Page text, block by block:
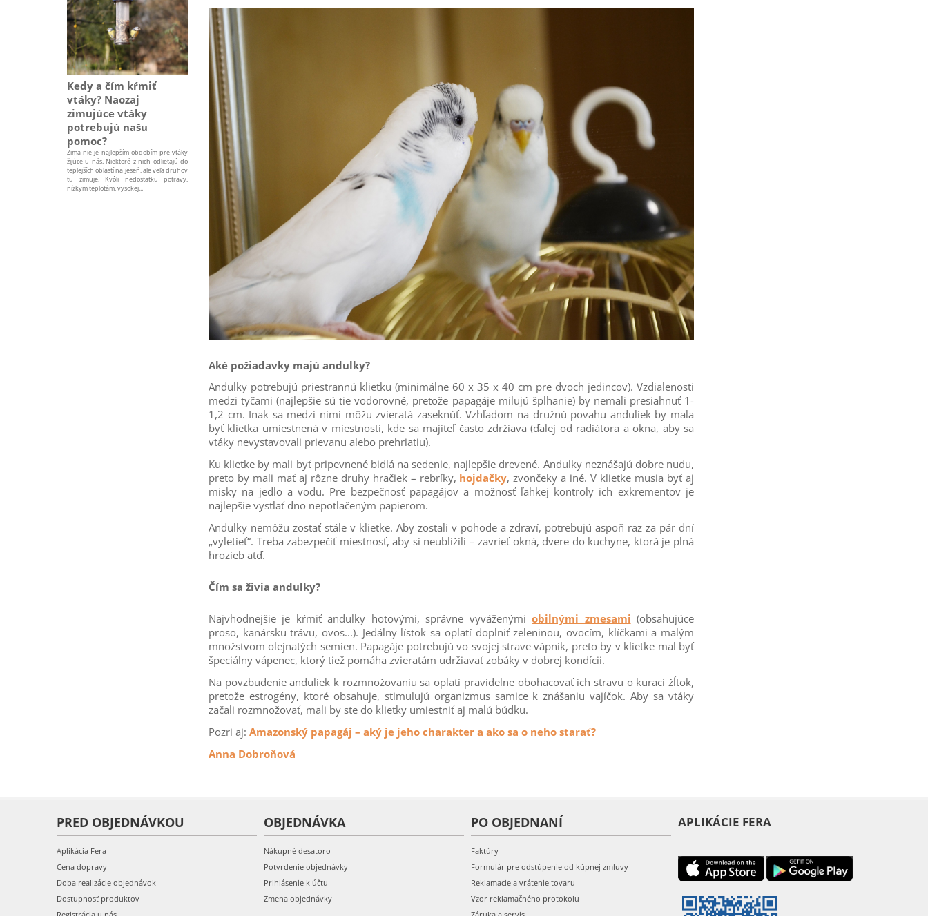
Kedy a čím kŕmiť
vtáky? Naozaj
zimujúce vtáky
potrebujú našu
pomoc?
Zima nie je najlepším obdobím pre vtáky
žijúce u nás. Niektoré z nich odlietajú do
teplejších oblastí na jeseň, ale veľa druhov
tu zimuje. Kvôli nedostatku potravy,
nízkym teplotám, vysokej...
Aké požiadavky majú andulky?
Andulky potrebujú priestrannú klietku (minimálne 60 x 35 x 40 cm pre dvoch jedincov). Vzdialenosti
medzi tyčami (najlepšie sú tie vodorovné, pretože papagáje milujú šplhanie) by nemali presiahnuť 1-
1,2 cm. Inak sa medzi nimi môžu zvieratá zaseknúť. Vzhľadom na družnú povahu anduliek by mala
byť klietka umiestnená v miestnosti, kde sa majiteľ často zdržiava (ďalej od radiátora a okna, aby sa
vtáky nevystavovali prievanu alebo prehriatiu).
Ku klietke by mali byť pripevnené bidlá na sedenie, najlepšie drevené. Andulky neznášajú dobre nudu,
preto by mali mať aj rôzne druhy hračiek – rebríky, hojdačky, zvončeky a iné. V klietke musia byť aj
misky na jedlo a vodu. Pre bezpečnosť papagájov a možnosť ľahkej kontroly ich exkrementov je
najlepšie vystlať dno nepotlačeným papierom.
Andulky nemôžu zostať stále v klietke. Aby zostali v pohode a zdraví, potrebujú aspoň raz za pár dní
„vyletieť“. Treba zabezpečiť miestnosť, aby si neublížili – zavrieť okná, dvere do kuchyne, ktorá je plná
hrozieb atď.
Čím sa živia andulky?
Najvhodnejšie je kŕmiť andulky hotovými, správne vyváženýmiobilnými zmesami (obsahujúce
proso, kanársku trávu, ovos...). Jedálny lístok sa oplatí doplniť zeleninou, ovocím, klíčkami a malým
množstvom olejnatých semien. Papagáje potrebujú vo svojej strave vápnik, preto by v klietke mal byť
špeciálny vápenec, ktorý tiež pomáha zvieratám udržiavať zobáky v dobrej kondícii.
Na povzbudenie anduliek k rozmnožovaniu sa oplatí pravidelne obohacovať ich stravu o kurací žĺtok,
pretože estrogény, ktoré obsahuje, stimulujú organizmus samice k znášaniu vajíčok. Aby sa vtáky
začali rozmnožovať, mali by ste do klietky umiestniť aj malú búdku.
Pozri aj: Amazonský papagáj – aký je jeho charakter a ako sa o neho starať?
Anna Dobroňová
PRED OBJEDNÁVKOU
Aplikácia Fera
Cena dopravy
Doba realizácie objednávok
Dostupnosť produktov
OBJEDNÁVKA
Nákupné desatoro
Potvrdenie objednávky
Prihlásenie k účtu
Zmena objednávky
PO OBJEDNANÍ
Faktúry
Formulár pre odstúpenie od kúpnej zmluvy
Reklamacie a vrátenie tovaru
Vzor reklamačného protokolu
APLIKÁCIE FERA